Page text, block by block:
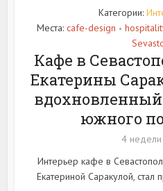
Категории:
Места: cafe-design •
Кафе в
Екатерины
южного
4 недели
Интерьер кафе в
Екатериной Саракулой,